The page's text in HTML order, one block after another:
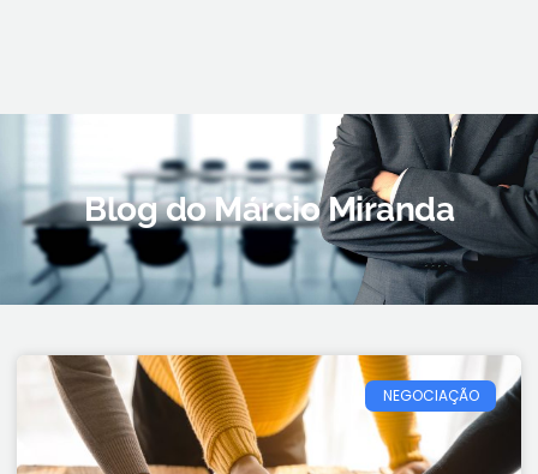
Blog do Márcio Miranda
NEGOCIAÇÃO